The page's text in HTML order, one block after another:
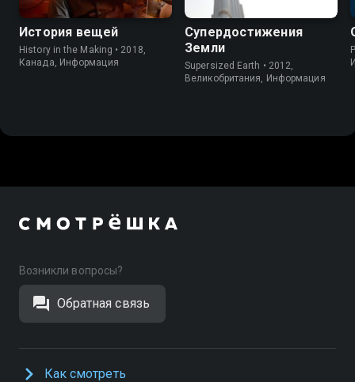
История вещей
History in the Making • 2018,
Канада, Информация
Супердостижения
Земли
Supersized Earth • 2012,
Великобритания, Информация
Возникли вопросы?
Обратная связь
Как смотреть